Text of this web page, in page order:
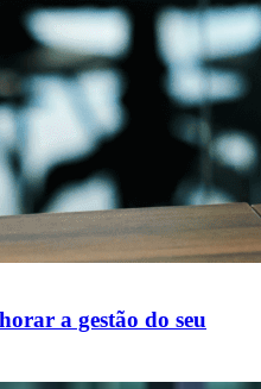
a gestão do seu